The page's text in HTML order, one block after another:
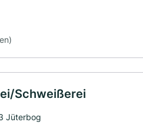
Schweißerei
Jüterbog